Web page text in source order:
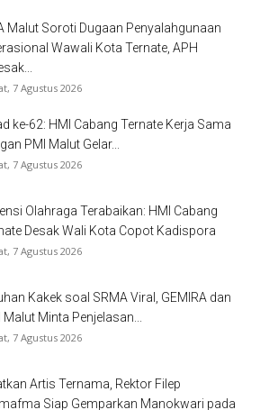
Malut Soroti Dugaan Penyalahgunaan
Wawali Kota Ternate, APH
7 Agustus 2026
ke-62: HMI Cabang Ternate Kerja Sama
PMI Malut Gelar...
7 Agustus 2026
Olahraga Terabaikan: HMI Cabang
Desak Wali Kota Copot Kadispora
7 Agustus 2026
Kakek soal SRMA Viral, GEMIRA dan
Malut Minta Penjelasan...
7 Agustus 2026
Artis Ternama, Rektor Filep
Siap Gemparkan Manokwari pada